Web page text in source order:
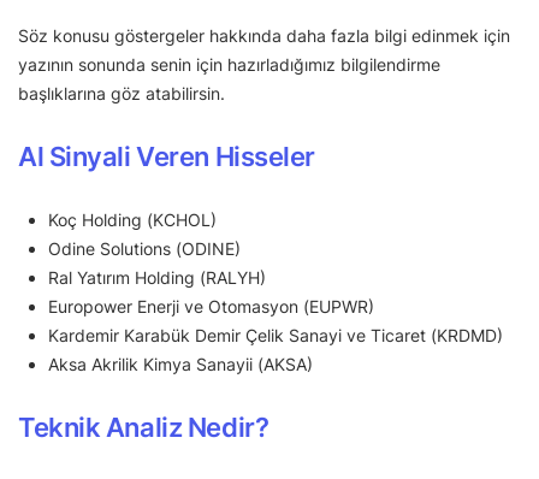
Söz konusu göstergeler hakkında daha fazla bilgi edinmek için
yazının sonunda senin için hazırladığımız bilgilendirme
başlıklarına göz atabilirsin.
Al Sinyali Veren Hisseler
Koç Holding (KCHOL)
Odine Solutions (ODINE)
Ral Yatırım Holding (RALYH)
Europower Enerji ve Otomasyon (EUPWR)
Kardemir Karabük Demir Çelik Sanayi ve Ticaret (KRDMD)
Aksa Akrilik Kimya Sanayii (AKSA)
Teknik Analiz Nedir?